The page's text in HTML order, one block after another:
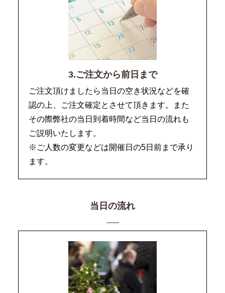
3.ご注文から前日まで
ご注文頂けましたら当日の空き状況などを確
認の上、ご注文確定とさせて頂きます。また
その際弊社の当日到着時間など当日の流れも
ご説明いたします。
※ご人数の変更などは開催日の5日前まで承り
ます。
当日の流れ